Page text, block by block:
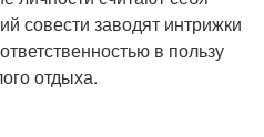
совести заводят интрижки
в пользу
отдыха.